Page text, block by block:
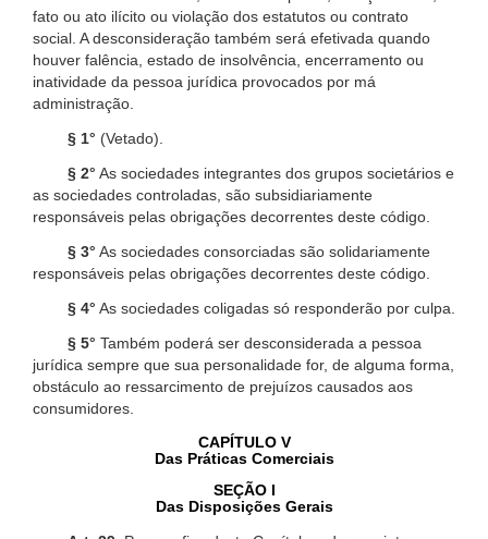
fato ou ato ilícito ou violação dos estatutos ou contrato
social. A desconsideração também será efetivada quando
houver falência, estado de insolvência, encerramento ou
inatividade da pessoa jurídica provocados por má
administração.
§ 1° (Vetado).
§ 2° As sociedades integrantes dos grupos societários e
as sociedades controladas, são subsidiariamente
responsáveis pelas obrigações decorrentes deste código.
§ 3° As sociedades consorciadas são solidariamente
responsáveis pelas obrigações decorrentes deste código.
§ 4° As sociedades coligadas só responderão por culpa.
§ 5° Também poderá ser desconsiderada a pessoa
jurídica sempre que sua personalidade for, de alguma forma,
obstáculo ao ressarcimento de prejuízos causados aos
consumidores.
CAPÍTULO V
Das Práticas Comerciais
SEÇÃO I
Das Disposições Gerais